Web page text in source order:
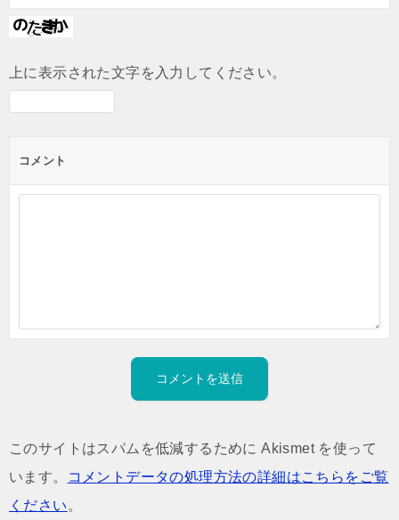
上に表示された文字を入力してください。
コメント
このサイトはスパムを低減するために Akismet を使って
います。
コメントデータの処理方法の詳細はこちらをご覧
ください 。